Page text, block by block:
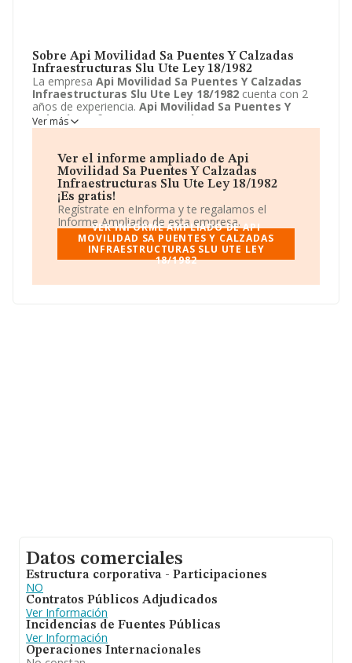
Sobre Api Movilidad Sa Puentes Y Calzadas
Infraestructuras Slu Ute Ley 18/1982
La empresa Api Movilidad Sa Puentes Y Calzadas
Infraestructuras Slu Ute Ley 18/1982 cuenta con 2
años de experiencia. Api Movilidad Sa Puentes Y
Calzadas Infraestructuras Slu Ute Ley 18/1982
ubicada en Calle via de los Poblados, 9 - 11, Madrid,
actividades asociativas n.c.o.p.. El modelo de sociedad
Api Movilidad Sa Puentes Y Calzadas
Infraestructuras Slu Ute Ley 18/1982 es Unión
temporal de empresas.
Ver más
Ver el informe ampliado de Api
Movilidad Sa Puentes Y Calzadas
Infraestructuras Slu Ute Ley 18/1982
¡Es gratis!
Regístrate en eInforma y te regalamos el
Informe Ampliado de esta empresa.
VER INFORME AMPLIADO DE API
MOVILIDAD SA PUENTES Y CALZADAS
INFRAESTRUCTURAS SLU UTE LEY
18/1982
Datos comerciales
Estructura corporativa - Participaciones
NO
Contratos Públicos Adjudicados
Ver Información
Incidencias de Fuentes Públicas
Ver Información
Operaciones Internacionales